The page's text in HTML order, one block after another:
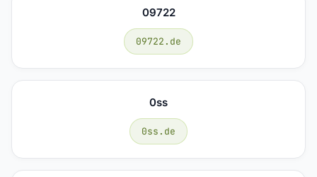
09722
09722.de
0ss
0ss.de